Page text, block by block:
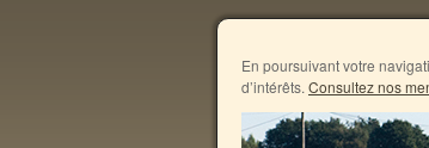
En poursuivant votre
d’intérêts. Consultez nos